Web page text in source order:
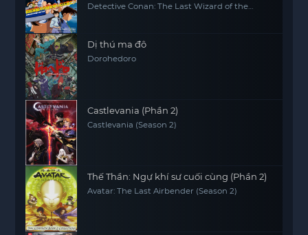
Detective Conan: The Last Wizard of the
Dị thú ma đô
Dorohedoro
Castlevania (Phần 2)
Castlevania (Season 2)
Thế Thần: Ngự khí sư cuối cùng (Phần 2)
Avatar: The Last Airbender (Season 2)